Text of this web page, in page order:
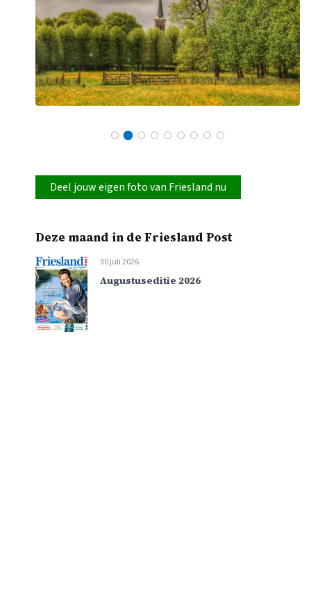
Deel jouw eigen foto van Friesland nu
Deze maand in de Friesland Post
30 juli 2026
Augustuseditie 2026